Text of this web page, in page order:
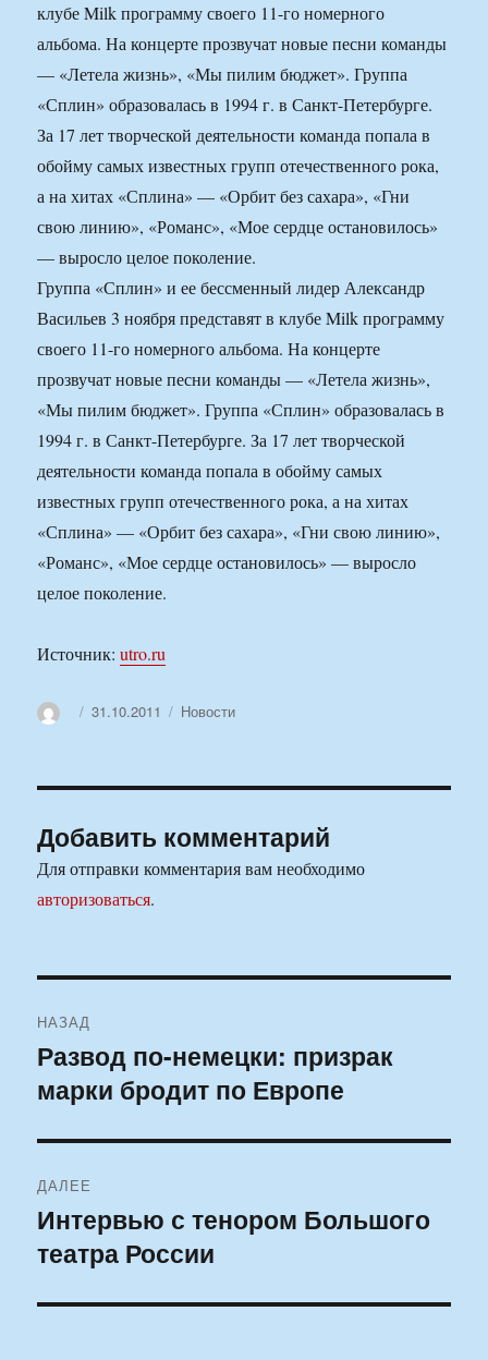
клубе Milk программу своего 11-го номерного
альбома. На концерте прозвучат новые песни команды
— «Летела жизнь», «Мы пилим бюджет». Группа
«Сплин» образовалась в 1994 г. в Санкт-Петербурге.
За 17 лет творческой деятельности команда попала в
обойму самых известных групп отечественного рока,
а на хитах «Сплина» — «Орбит без сахара», «Гни
свою линию», «Романс», «Мое сердце остановилось»
— выросло целое поколение.
Группа «Сплин» и ее бессменный лидер Александр
Васильев 3 ноября представят в клубе Milk программу
своего 11-го номерного альбома. На концерте
прозвучат новые песни команды — «Летела жизнь»,
«Мы пилим бюджет». Группа «Сплин» образовалась в
1994 г. в Санкт-Петербурге. За 17 лет творческой
деятельности команда попала в обойму самых
известных групп отечественного рока, а на хитах
«Сплина» — «Орбит без сахара», «Гни свою линию»,
«Романс», «Мое сердце остановилось» — выросло
целое поколение.
Источник:utro.ru
АвторОпубликовано
31.10.2011 Рубрики
Новости
Добавить комментарий
Для отправки комментария вам необходимо
авторизоваться.
по
записям
НАЗАД
Предыдущая
запись:
Развод по-немецки: призрак
марки бродит по Европе
ДАЛЕЕ
Следующая
запись:
Интервью с тенором Большого
театра России